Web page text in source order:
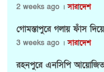
2 weeks ago ।সারাদেশ
গোমস্তাপুরে গলায় ফাঁস
3 weeks ago ।সারাদেশ
রহনপুরে এনসিপি আয়োজিত